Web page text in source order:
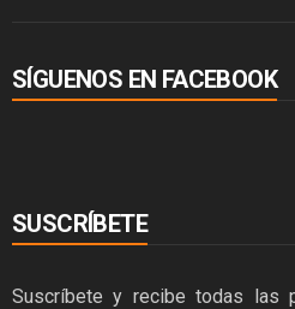
SÍGUENOS EN FACEBOOK
SUSCRÍBETE
Suscríbete y recibe todas las